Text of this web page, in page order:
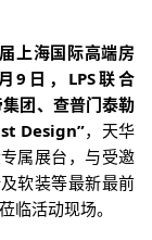
上海国际高端房
9日，LPS联合
团、查普门泰勒
Design”，天华
属展台，与受邀
软装等最新最前
临活动现场。